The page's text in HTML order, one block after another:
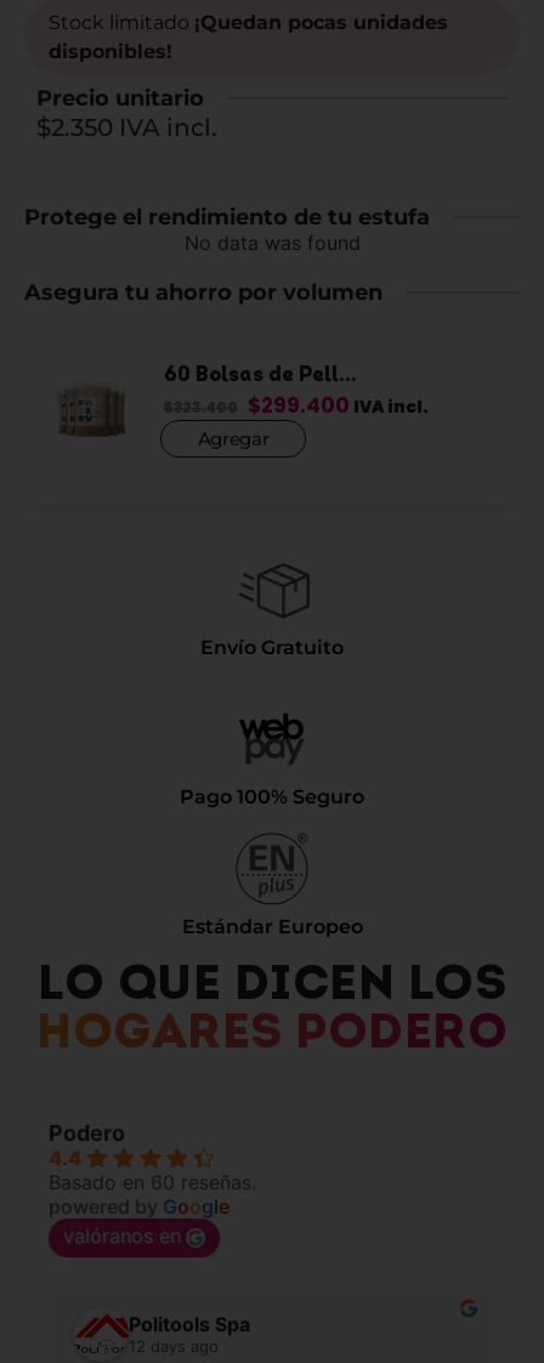
Stock limitado ¡Quedan pocas unidades
disponibles!
Precio unitario
$2.350 IVA incl.
Protege el rendimiento de tu estufa
No data was found
Asegura tu ahorro por volumen
60 Bolsas de Pell...
$299.400 IVA incl.
Agregar
Envío Gratuito
Pago 100% Seguro
Estándar Europeo
LO QUE DICEN LOS
HOGARES PODERO
Podero
4.4
Basado en 60 reseñas.
powered by Google
valóranos en
Politools Spa
12 days ago